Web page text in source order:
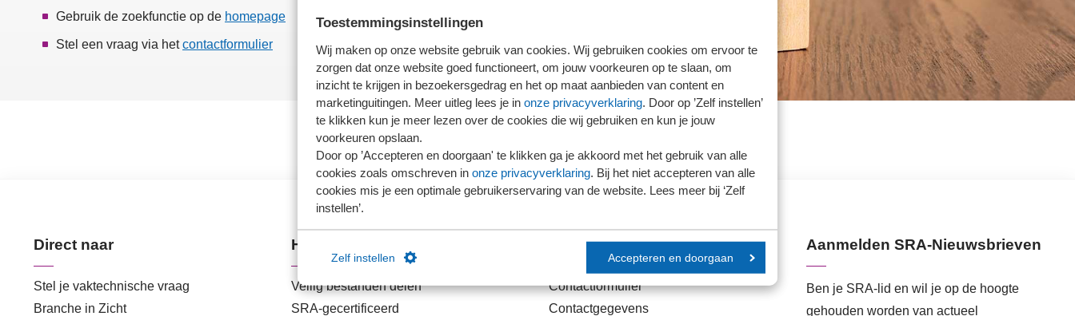
Toestemmingsinstellingen
Wij maken op onze website gebruik van cookies. Wij gebruiken cookies om ervoor te
zorgen dat onze website goed functioneert, om jouw voorkeuren op te slaan, om
inzicht te krijgen in bezoekersgedrag en het op maat aanbieden van content en
marketinguitingen. Meer uitleg lees je in onze privacyverklaring. Door op ’Zelf instellen’
te klikken kun je meer lezen over de cookies die wij gebruiken en kun je jouw
voorkeuren opslaan.
Door op ’Accepteren en doorgaan' te klikken ga je akkoord met het gebruik van alle
cookies zoals omschreven in onze privacyverklaring. Bij het niet accepteren van alle
cookies mis je een optimale gebruikerservaring van de website. Lees meer bij ‘Zelf
instellen’.
Zelf instellen Accepteren en doorgaan
Gebruik de zoekfunctie op de homepage
Stel een vraag via hetcontactformulier
Direct naar
Stel je vaktechnische vraag
Branche in Zicht
Handige links
Veilig bestanden delen
SRA-gecertificeerd
Contact
Contactformulier
Contactgegevens
Aanmelden SRA-Nieuwsbrieven
Ben je SRA-lid en wil je op de hoogte
gehouden worden van actueel